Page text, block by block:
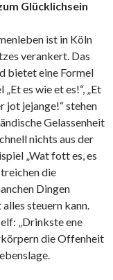
Glücklichsein
ist in Köln
verankert. Das
bietet eine Formel
es wie et es!“, „Et
jot jejange!“ stehen
Gelassenheit
nichts aus der
„Wat fott es, es
die
Dingen
steuern kann.
„Drinkste ene
die Offenheit